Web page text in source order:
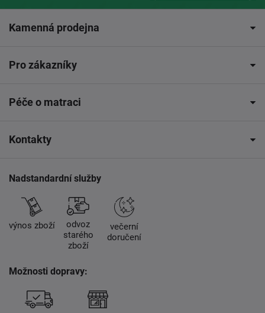
Kamenná prodejna
Pro zákazníky
Péče o matraci
Kontakty
Nadstandardní služby
výnos zboží
odvoz
starého
zboží
večerní
doručení
Možnosti dopravy: